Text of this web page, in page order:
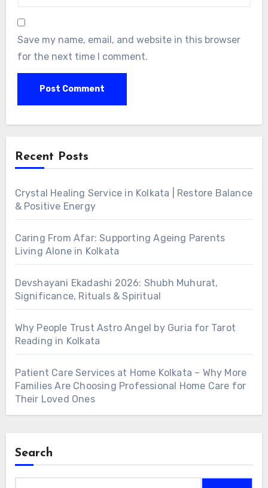
Save my name, email, and website in this browser
for the next time I comment.
Recent Posts
Crystal Healing Service in Kolkata | Restore Balance
& Positive Energy
Caring From Afar: Supporting Ageing Parents
Living Alone in Kolkata
Devshayani Ekadashi 2026: Shubh Muhurat,
Significance, Rituals & Spiritual
Why People Trust Astro Angel by Guria for Tarot
Reading in Kolkata
Patient Care Services at Home Kolkata – Why More
Families Are Choosing Professional Home Care for
Their Loved Ones
Search